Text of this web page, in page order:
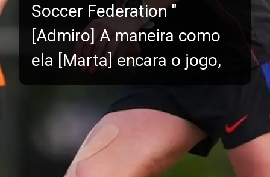
Soccer Federation "
[Admiro] A maneira como
ela [Marta] encara o jogo,